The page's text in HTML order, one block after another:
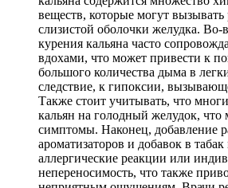
веществ, которые могут вызывать
слизистой оболочки желудка. Во-
курения кальяна часто
вдохами, что может привести к
большого количества дыма в
следствие, к гипоксии,
Также стоит учитывать, что
кальян на голодный желудок, что
симптомы. Наконец, добавление
ароматизаторов и добавок в
аллергические реакции или
непереносимость, что также